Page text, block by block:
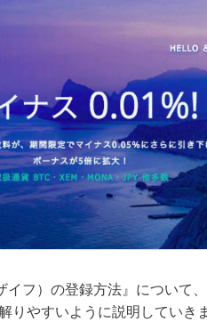
イフ）の登録方法』について
りやすいように説明していき